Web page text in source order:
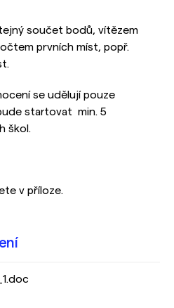
součet bodů, vítězem
prvních míst, popř.
se udělují pouze
startovat min. 5
škol.
v příloze.